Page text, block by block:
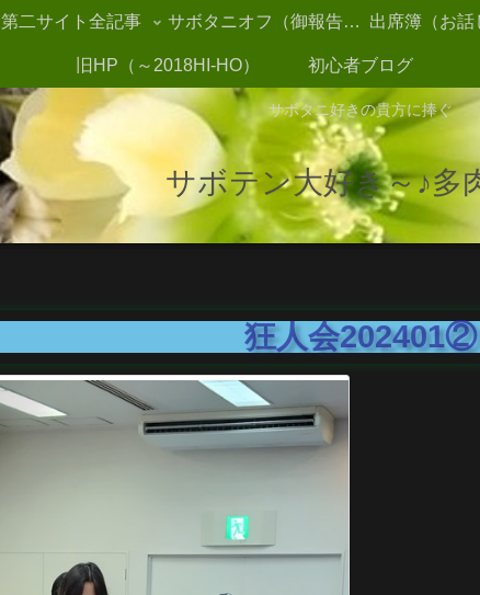
サボタニ好きの貴方に捧ぐ
サボテン大好き～♪多
第二サイト全記事 サボタニオフ（御報告2021～） 出席簿（お話
旧HP（～2018HI-HO） 初心者ブログ
狂人会202401②